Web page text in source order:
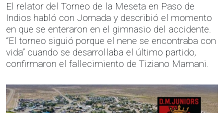
El relator del Torneo de la Meseta en Paso de
Indios habló con Jornada y describió el momento
en que se enteraron en el gimnasio del accidente.
“El torneo siguió porque el nene se encontraba con
vida” cuando se desarrollaba el último partido,
confirmaron el fallecimiento de Tiziano Mamani.